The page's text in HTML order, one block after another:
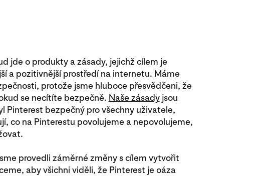
jde o produkty a zásady, jejichž cílem je
a pozitivnější prostředí na internetu. Máme
protože jsme hluboce přesvědčeni, že
se necítíte bezpečně. Naše zásadyjsou
Pinterest bezpečný pro všechny uživatele,
co na Pinterestu povolujeme a nepovolujeme,
provedli záměrné změny s cílem vytvořit
aby všichni viděli, že Pinterest je oáza